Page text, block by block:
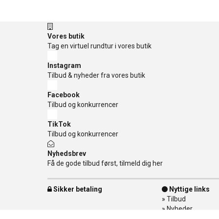
Vores butik
Tag en virtuel rundtur i vores butik
Instagram
Tilbud & nyheder fra vores butik
Facebook
Tilbud og konkurrencer
TikTok
Tilbud og konkurrencer
Nyhedsbrev
Få de gode tilbud først, tilmeld dig her
Sikker betaling
Nyttige links
» Tilbud
» Nyheder